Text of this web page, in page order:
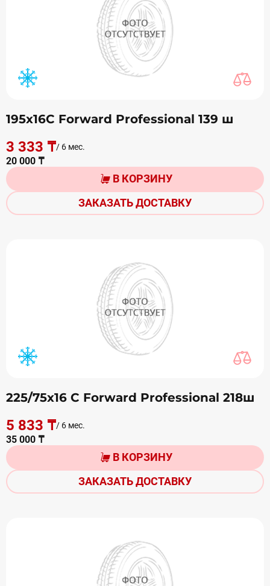
195х16С Forward Professional 139 ш
3 333 ₸/ 6 мес.
20 000 ₸
В КОРЗИНУ
ЗАКАЗАТЬ ДОСТАВКУ
225/75х16 С Forward Professional 218ш
5 833 ₸/ 6 мес.
35 000 ₸
В КОРЗИНУ
ЗАКАЗАТЬ ДОСТАВКУ